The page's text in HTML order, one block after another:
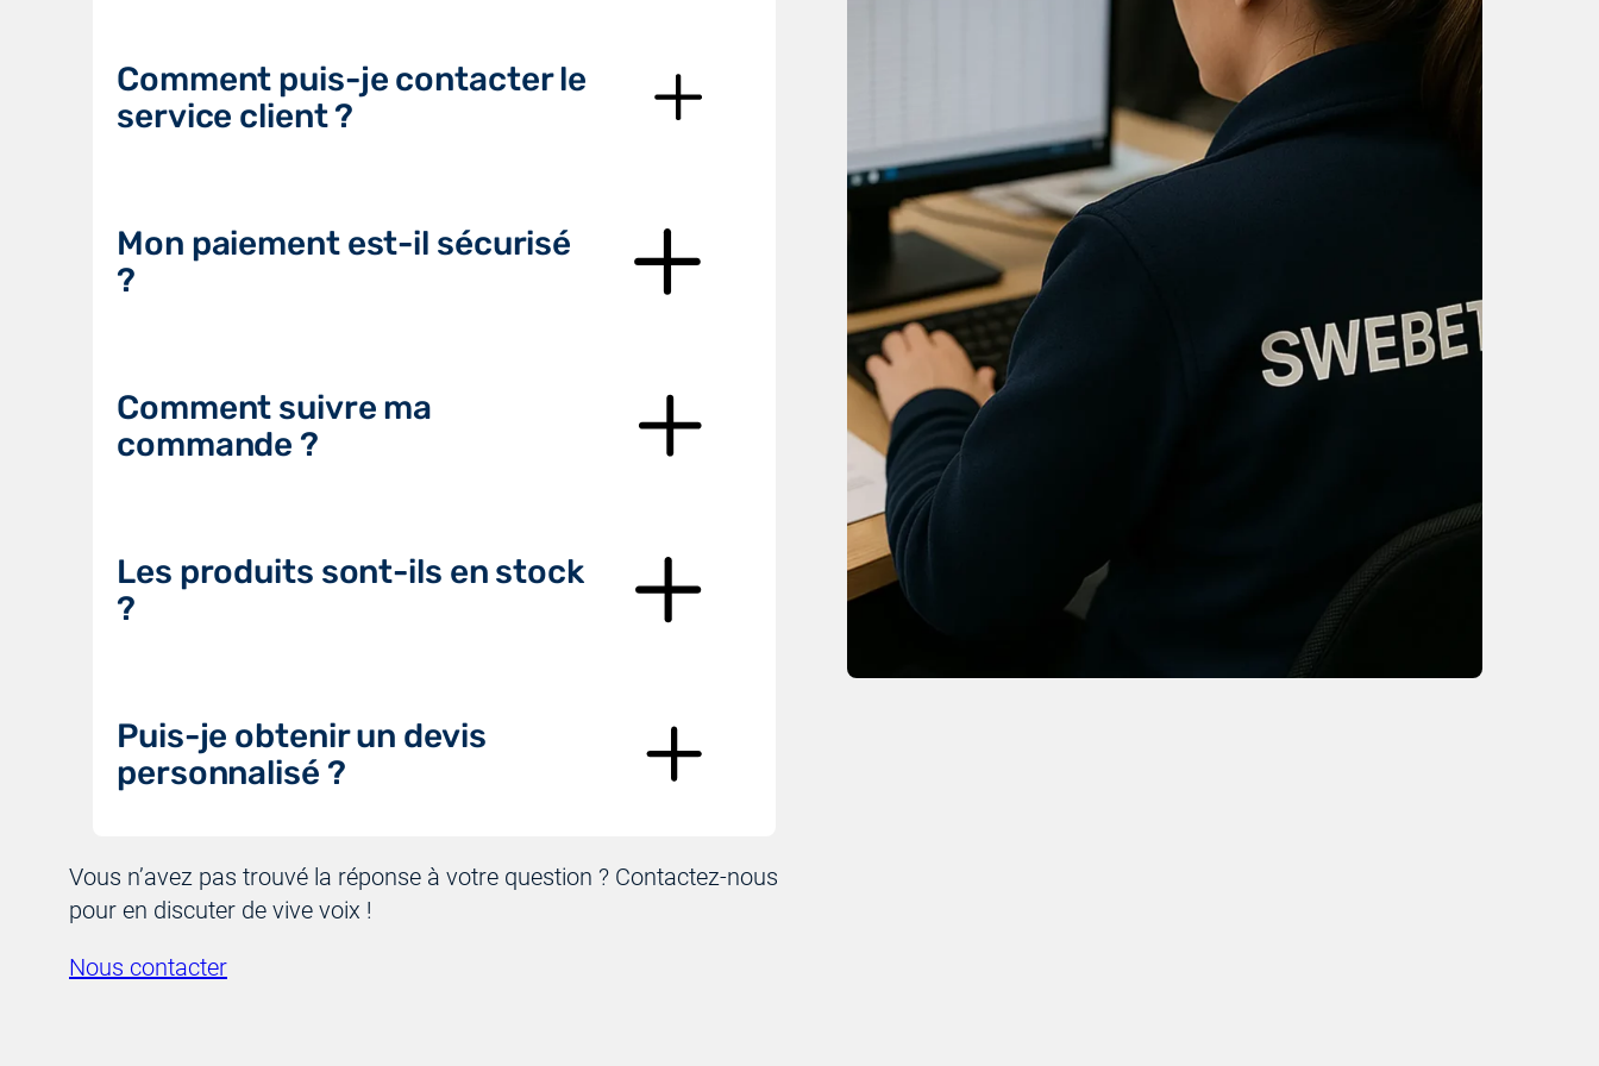
Comment puis-je contacter le
service client ?
Mon paiement est-il sécurisé
?
Comment suivre ma
commande ?
Les produits sont-ils en stock
?
Puis-je obtenir un devis
personnalisé ?
Vous n’avez pas trouvé la réponse à votre question ? Contactez-nous
pour en discuter de vive voix !
Nous contacter